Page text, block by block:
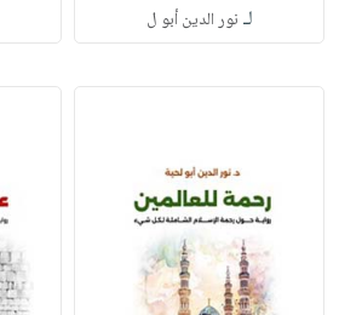
لـ نور الدين أبو ل